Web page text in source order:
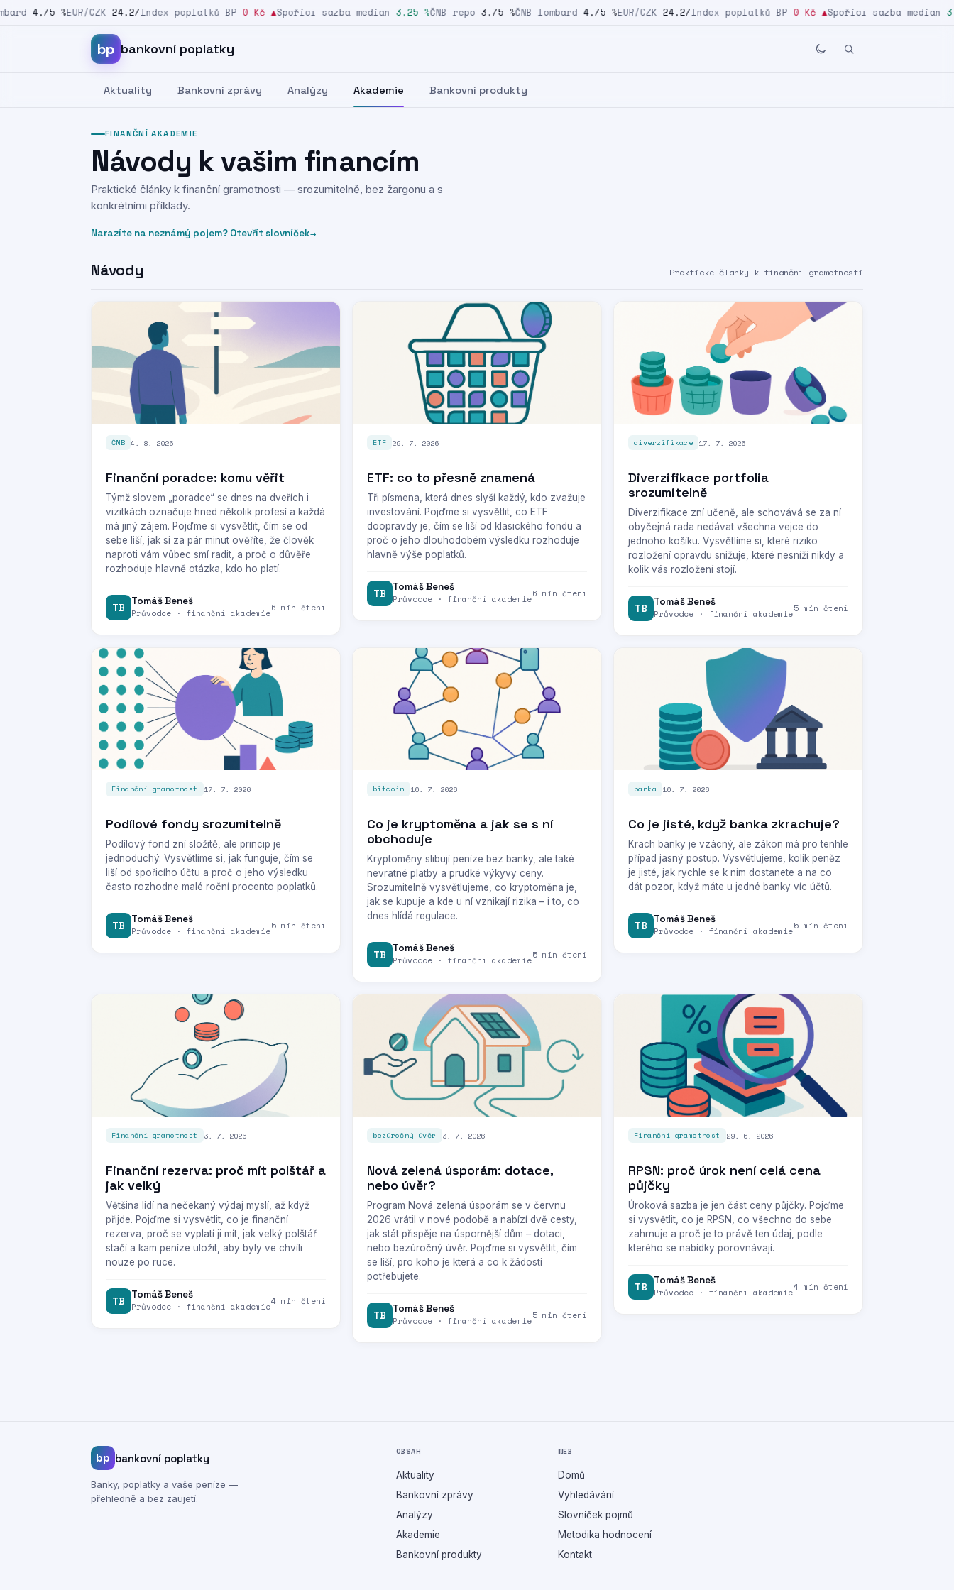
4,75 %EUR/CZK 24,27Index poplatků BP 0 Kč ▲Spořicí sazba medián 3,25 %ČNB repo 3,75 %ČNB lombard 4,75 %EUR/CZK 24,27Index poplatků BP 0 Kč ▲Spořicí sazba medián
Přeskočit na obsah
bp bankovní poplatky
Aktuality Bankovní zprávy Analýzy Akademie Bankovní produkty
FINANČNÍ AKADEMIE
Návody k vašim financím
Praktické články k finanční gramotnosti — srozumitelně, bez žargonu a s
konkrétními příklady.
Narazíte na neznámý pojem? Otevřít slovníček→
Návody Praktické články k finanční gramotnosti
ČNB 4. 8. 2026
Finanční poradce: komu věřit
Týmž slovem „poradce“ se dnes na dveřích i
vizitkách označuje hned několik profesí a každá
má jiný zájem. Pojďme si vysvětlit, čím se od
sebe liší, jak si za pár minut ověříte, že člověk
naproti vám vůbec smí radit, a proč o důvěře
rozhoduje hlavně otázka, kdo ho platí.
TB
Tomáš Beneš
Průvodce · finanční akademie
6 min čtení
ETF 29. 7. 2026
ETF: co to přesně znamená
Tři písmena, která dnes slyší každý, kdo zvažuje
investování. Pojďme si vysvětlit, co ETF
doopravdy je, čím se liší od klasického fondu a
proč o jeho dlouhodobém výsledku rozhoduje
hlavně výše poplatků.
TB
Tomáš Beneš
Průvodce · finanční akademie
6 min čtení
diverzifikace 17. 7. 2026
Diverzifikace portfolia
srozumitelně
Diverzifikace zní učeně, ale schovává se za ní
obyčejná rada nedávat všechna vejce do
jednoho košíku. Vysvětlíme si, které riziko
rozložení opravdu snižuje, které nesníží nikdy a
kolik vás rozložení stojí.
TB
Tomáš Beneš
Průvodce · finanční akademie
5 min čtení
Finanční gramotnost 17. 7. 2026
Podílové fondy srozumitelně
Podílový fond zní složitě, ale princip je
jednoduchý. Vysvětlíme si, jak funguje, čím se
liší od spořicího účtu a proč o jeho výsledku
často rozhodne malé roční procento poplatků.
TB
Tomáš Beneš
Průvodce · finanční akademie
5 min čtení
bitcoin 10. 7. 2026
Co je kryptoměna a jak se s ní
obchoduje
Kryptoměny slibují peníze bez banky, ale také
nevratné platby a prudké výkyvy ceny.
Srozumitelně vysvětlujeme, co kryptoměna je,
jak se kupuje a kde u ní vznikají rizika – i to, co
dnes hlídá regulace.
TB
Tomáš Beneš
Průvodce · finanční akademie
5 min čtení
banka 10. 7. 2026
Co je jisté, když banka zkrachuje?
Krach banky je vzácný, ale zákon má pro tenhle
případ jasný postup. Vysvětlujeme, kolik peněz
je jisté, jak rychle se k nim dostanete a na co
dát pozor, když máte u jedné banky víc účtů.
TB
Tomáš Beneš
Průvodce · finanční akademie
5 min čtení
Finanční gramotnost 3. 7. 2026
Finanční rezerva: proč mít polštář a
jak velký
Většina lidí na nečekaný výdaj myslí, až když
přijde. Pojďme si vysvětlit, co je finanční
rezerva, proč se vyplatí ji mít, jak velký polštář
stačí a kam peníze uložit, aby byly ve chvíli
nouze po ruce.
TB
Tomáš Beneš
Průvodce · finanční akademie
4 min čtení
bezúročný úvěr 3. 7. 2026
Nová zelená úsporám: dotace,
nebo úvěr?
Program Nová zelená úsporám se v červnu
2026 vrátil v nové podobě a nabízí dvě cesty,
jak stát přispěje na úspornější dům – dotaci,
nebo bezúročný úvěr. Pojďme si vysvětlit, čím
se liší, pro koho je která a co k žádosti
potřebujete.
TB
Tomáš Beneš
Průvodce · finanční akademie
5 min čtení
Finanční gramotnost 29. 6. 2026
RPSN: proč úrok není celá cena
půjčky
Úroková sazba je jen část ceny půjčky. Pojďme
si vysvětlit, co je RPSN, co všechno do sebe
zahrnuje a proč je to právě ten údaj, podle
kterého se nabídky porovnávají.
TB
Tomáš Beneš
Průvodce · finanční akademie
4 min čtení
bp bankovní poplatky
Banky, poplatky a vaše peníze —
přehledně a bez zaujetí.
OBSAH
Aktuality
Bankovní zprávy
Analýzy
Akademie
Bankovní produkty
WEB
Domů
Vyhledávání
Slovníček pojmů
Metodika hodnocení
Kontakt